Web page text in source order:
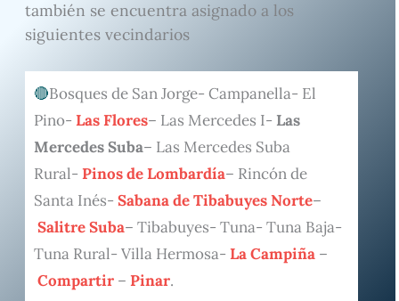
también se encuentra asignado a los
siguientes vecindarios
Bosques de San Jorge- Campanella- El
Pino- Las Flores– Las Mercedes I- Las
Mercedes Suba– Las Mercedes Suba
Rural- Pinos de Lombardía– Rincón de
Santa Inés- Sabana de Tibabuyes Norte–
Salitre Suba– Tibabuyes- Tuna- Tuna Baja-
Tuna Rural- Villa Hermosa- La Campiña–
Compartir– Pinar.